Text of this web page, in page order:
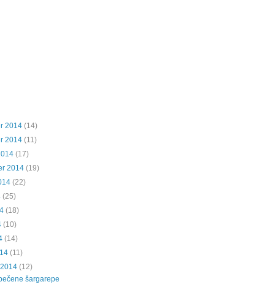
2014 (14)
2014 (11)
(17)
2014 (19)
(22)
(25)
(18)
(10)
(14)
(11)
(12)
šargarepe